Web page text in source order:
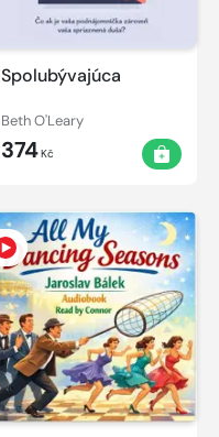
Spolubývajúca
Beth O'Leary
374Kč